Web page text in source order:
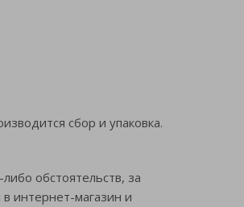
сбор и упаковка.
обстоятельств, за
интернет-магазин и